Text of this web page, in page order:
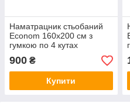
Наматрацник стьобаний
Econom 160х200 см з
гумкою по 4 кутах
900 ₴
Купити